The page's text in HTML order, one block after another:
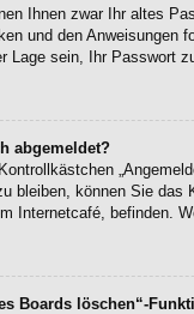
Ihnen zwar Ihr altes
und den Anweisungen
Lage sein, Ihr Passwort
abgemeldet?
bleiben, können Sie
Internetcafé, befinden.
Boards löschen“-